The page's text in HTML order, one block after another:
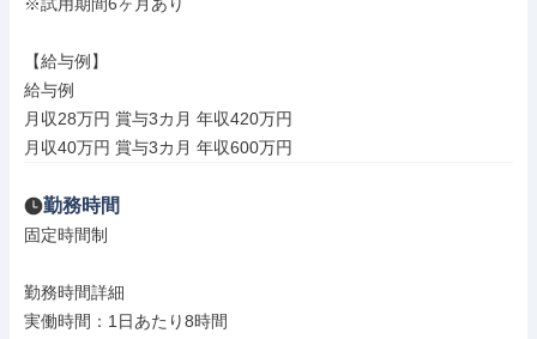
【給与例】
給与例
月収28万円 賞与3カ月 年収420万円
月収40万円 賞与3カ月 年収600万円
勤務時間
固定時間制
勤務時間詳細
実働時間：1日あたり8時間